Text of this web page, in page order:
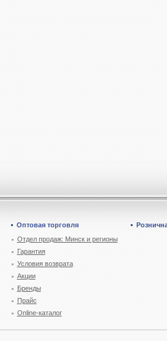
Оптовая торговля
Отдел продаж: Минск и регионы
Гарантия
Условия возврата
Акции
Бренды
Прайс
Online-каталог